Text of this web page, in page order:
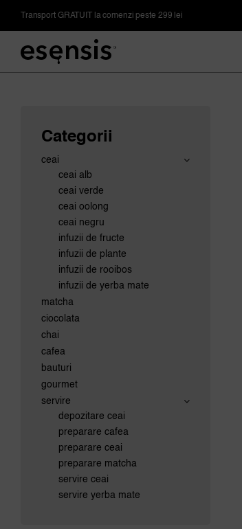
Transport GRATUIT la comenzi peste 299 lei
Categorii
ceai
ceai alb
ceai verde
ceai oolong
ceai negru
infuzii de fructe
infuzii de plante
infuzii de rooibos
infuzii de yerba mate
matcha
ciocolata
chai
cafea
bauturi
gourmet
servire
depozitare ceai
preparare cafea
preparare ceai
preparare matcha
servire ceai
servire yerba mate